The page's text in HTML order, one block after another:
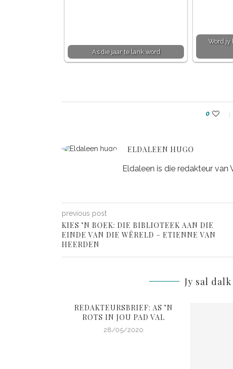
As die jaar te lank word
Word jy
0
ELDALEEN HUGO
Eldaleen is die redakteur van
previous post
KIES ’N BOEK: DIE BIBLIOTEEK AAN DIE
EINDE VAN DIE WÊRELD – ETIENNE VAN
HEERDEN
Jy sal
REDAKTEURSBRIEF: AS ’N
ROTS IN JOU PAD VAL
28/05/2020